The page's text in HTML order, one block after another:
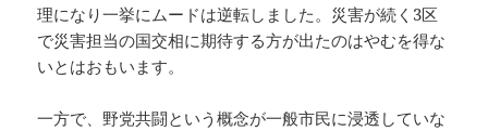
理になり一挙にムードは逆転しました。災害が続く3区
で災害担当の国交相に期待する方が出たのはやむを得な
いとはおもいます。
一方で、野党共闘という概念が一般市民に浸透していな